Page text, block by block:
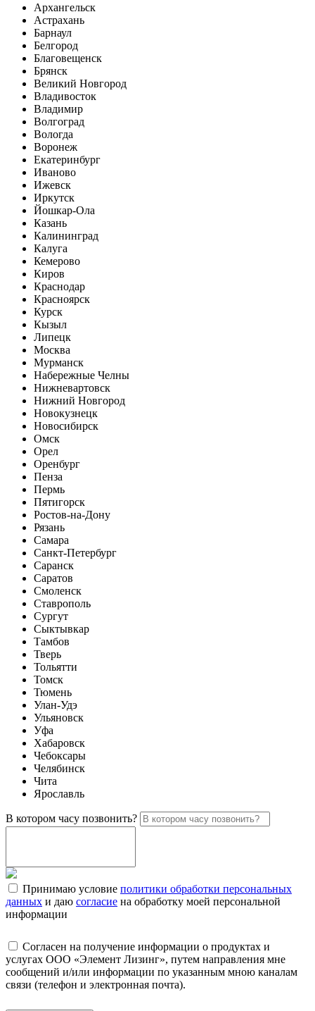
Архангельск
Астрахань
Барнаул
Белгород
Благовещенск
Брянск
Великий Новгород
Владивосток
Владимир
Волгоград
Вологда
Воронеж
Екатеринбург
Иваново
Ижевск
Иркутск
Йошкар-Ола
Казань
Калининград
Калуга
Кемерово
Киров
Краснодар
Красноярск
Курск
Кызыл
Липецк
Москва
Мурманск
Набережные Челны
Нижневартовск
Нижний Новгород
Новокузнецк
Новосибирск
Омск
Орел
Оренбург
Пенза
Пермь
Пятигорск
Ростов-на-Дону
Рязань
Самара
Санкт-Петербург
Саранск
Саратов
Смоленск
Ставрополь
Сургут
Сыктывкар
Тамбов
Тверь
Тольятти
Томск
Тюмень
Улан-Удэ
Ульяновск
Уфа
Хабаровск
Чебоксары
Челябинск
Чита
Ярославль
В котором часу позвонить?
Принимаю условие политики обработки персональных
данных и даю согласие на обработку моей персональной
информации
Согласен на получение информации о продуктах и
услугах ООО «Элемент Лизинг», путем направления мне
сообщений и/или информации по указанным мною каналам
связи (телефон и электронная почта).